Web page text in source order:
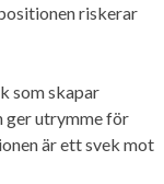
riskerar
som skapar
ger utrymme för
är ett svek mot